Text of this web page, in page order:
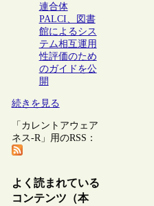
連合体
PALCI、図書
館によるシス
テム相互運用
性評価のため
のガイドを公
開
続きを見る
「カレントアウェア
ネス-R」用のRSS：
よく読まれている
コンテンツ（本